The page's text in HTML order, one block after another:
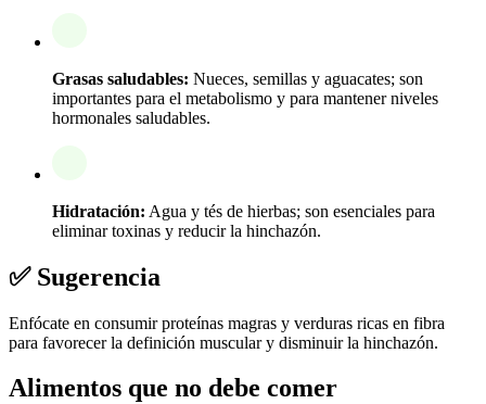
Grasas saludables: Nueces, semillas y aguacates; son
importantes para el metabolismo y para mantener niveles
hormonales saludables.
Hidratación: Agua y tés de hierbas; son esenciales para
eliminar toxinas y reducir la hinchazón.
✅ Sugerencia
Enfócate en consumir proteínas magras y verduras ricas en fibra
para favorecer la definición muscular y disminuir la hinchazón.
Alimentos que no debe comer